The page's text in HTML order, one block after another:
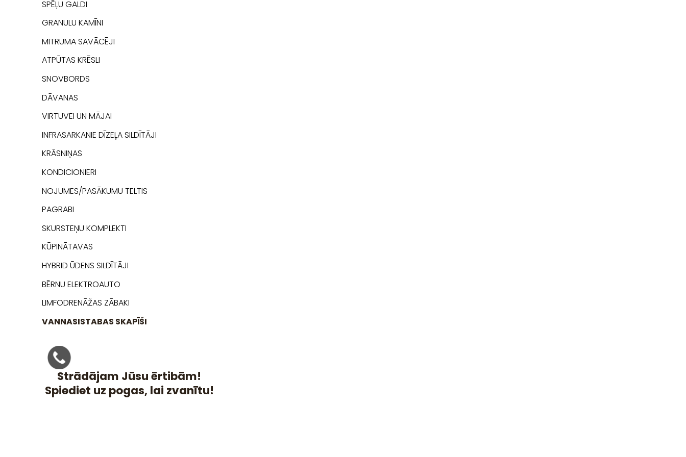
SPĒĻU GALDI
GRANULU KAMĪNI
MITRUMA SAVĀCĒJI
ATPŪTAS KRĒSLI
SNOVBORDS
DĀVANAS
VIRTUVEI UN MĀJAI
INFRASARKANIE DĪZEĻA SILDĪTĀJI
KRĀSNIŅAS
KONDICIONIERI
NOJUMES/PASĀKUMU TELTIS
PAGRABI
SKURSTEŅU KOMPLEKTI
KŪPINĀTAVAS
HYBRID ŪDENS SILDĪTĀJI
BĒRNU ELEKTROAUTO
LIMFODRENĀŽAS ZĀBAKI
VANNASISTABAS SKAPĪŠI
Strādājam Jūsu ērtibām!
Spiediet uz pogas, lai zvanītu!